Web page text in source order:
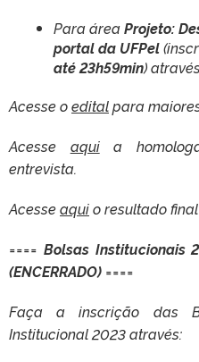
Para áreaProjeto:
portal da UFPel
até 23h59min)
Acesse oeditalpara
Acesse aquia
entrevista.
Acesseaquio resultado
==== Bolsas Institucionais
(ENCERRADO) ====
Faça a inscrição das
Institucional 2023 através: